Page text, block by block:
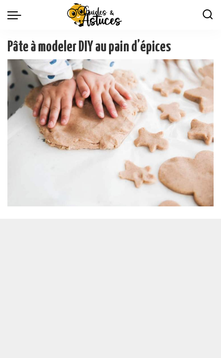
Pâte à modeler DIY au pain d’épices